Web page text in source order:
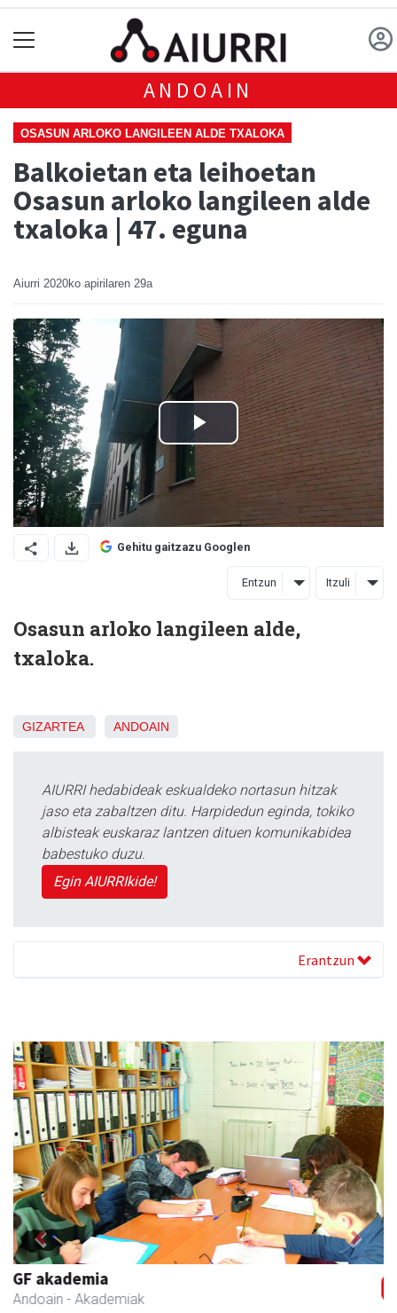
ANDOAIN
OSASUN ARLOKO LANGILEEN ALDE TXALOKA
Balkoietan eta leihoetan
Osasun arloko langileen alde
txaloka | 47. eguna
Aiurri 2020ko apirilaren 29a
Gehitu gaitzazu Googlen
Entzun Itzuli
Osasun arloko langileen alde,
txaloka.
GIZARTEA ANDOAIN
AIURRI hedabideak eskualdeko nortasun hitzak
jaso eta zabaltzen ditu. Harpidedun eginda, tokiko
albisteak euskaraz lantzen dituen komunikabidea
babestuko duzu.
Egin AIURRIkide!
Erantzun
Francisco Mendikute
Andoain - Harategiak
Previous Next